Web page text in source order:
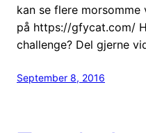
kan se flere morsomme
på https://gfycat.com/
challenge? Del gjerne
September 8, 2016